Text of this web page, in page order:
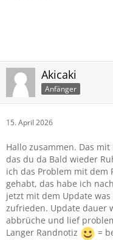
Akicaki
Anfänger
15. April 2026
Hallo zusammen. Das
das du da Bald wieder
ich das Problem mit dem
gehabt, das habe ich
jetzt mit dem Update
zufrieden. Update dauer
abbrüche und lief
Langer Randnotiz
=